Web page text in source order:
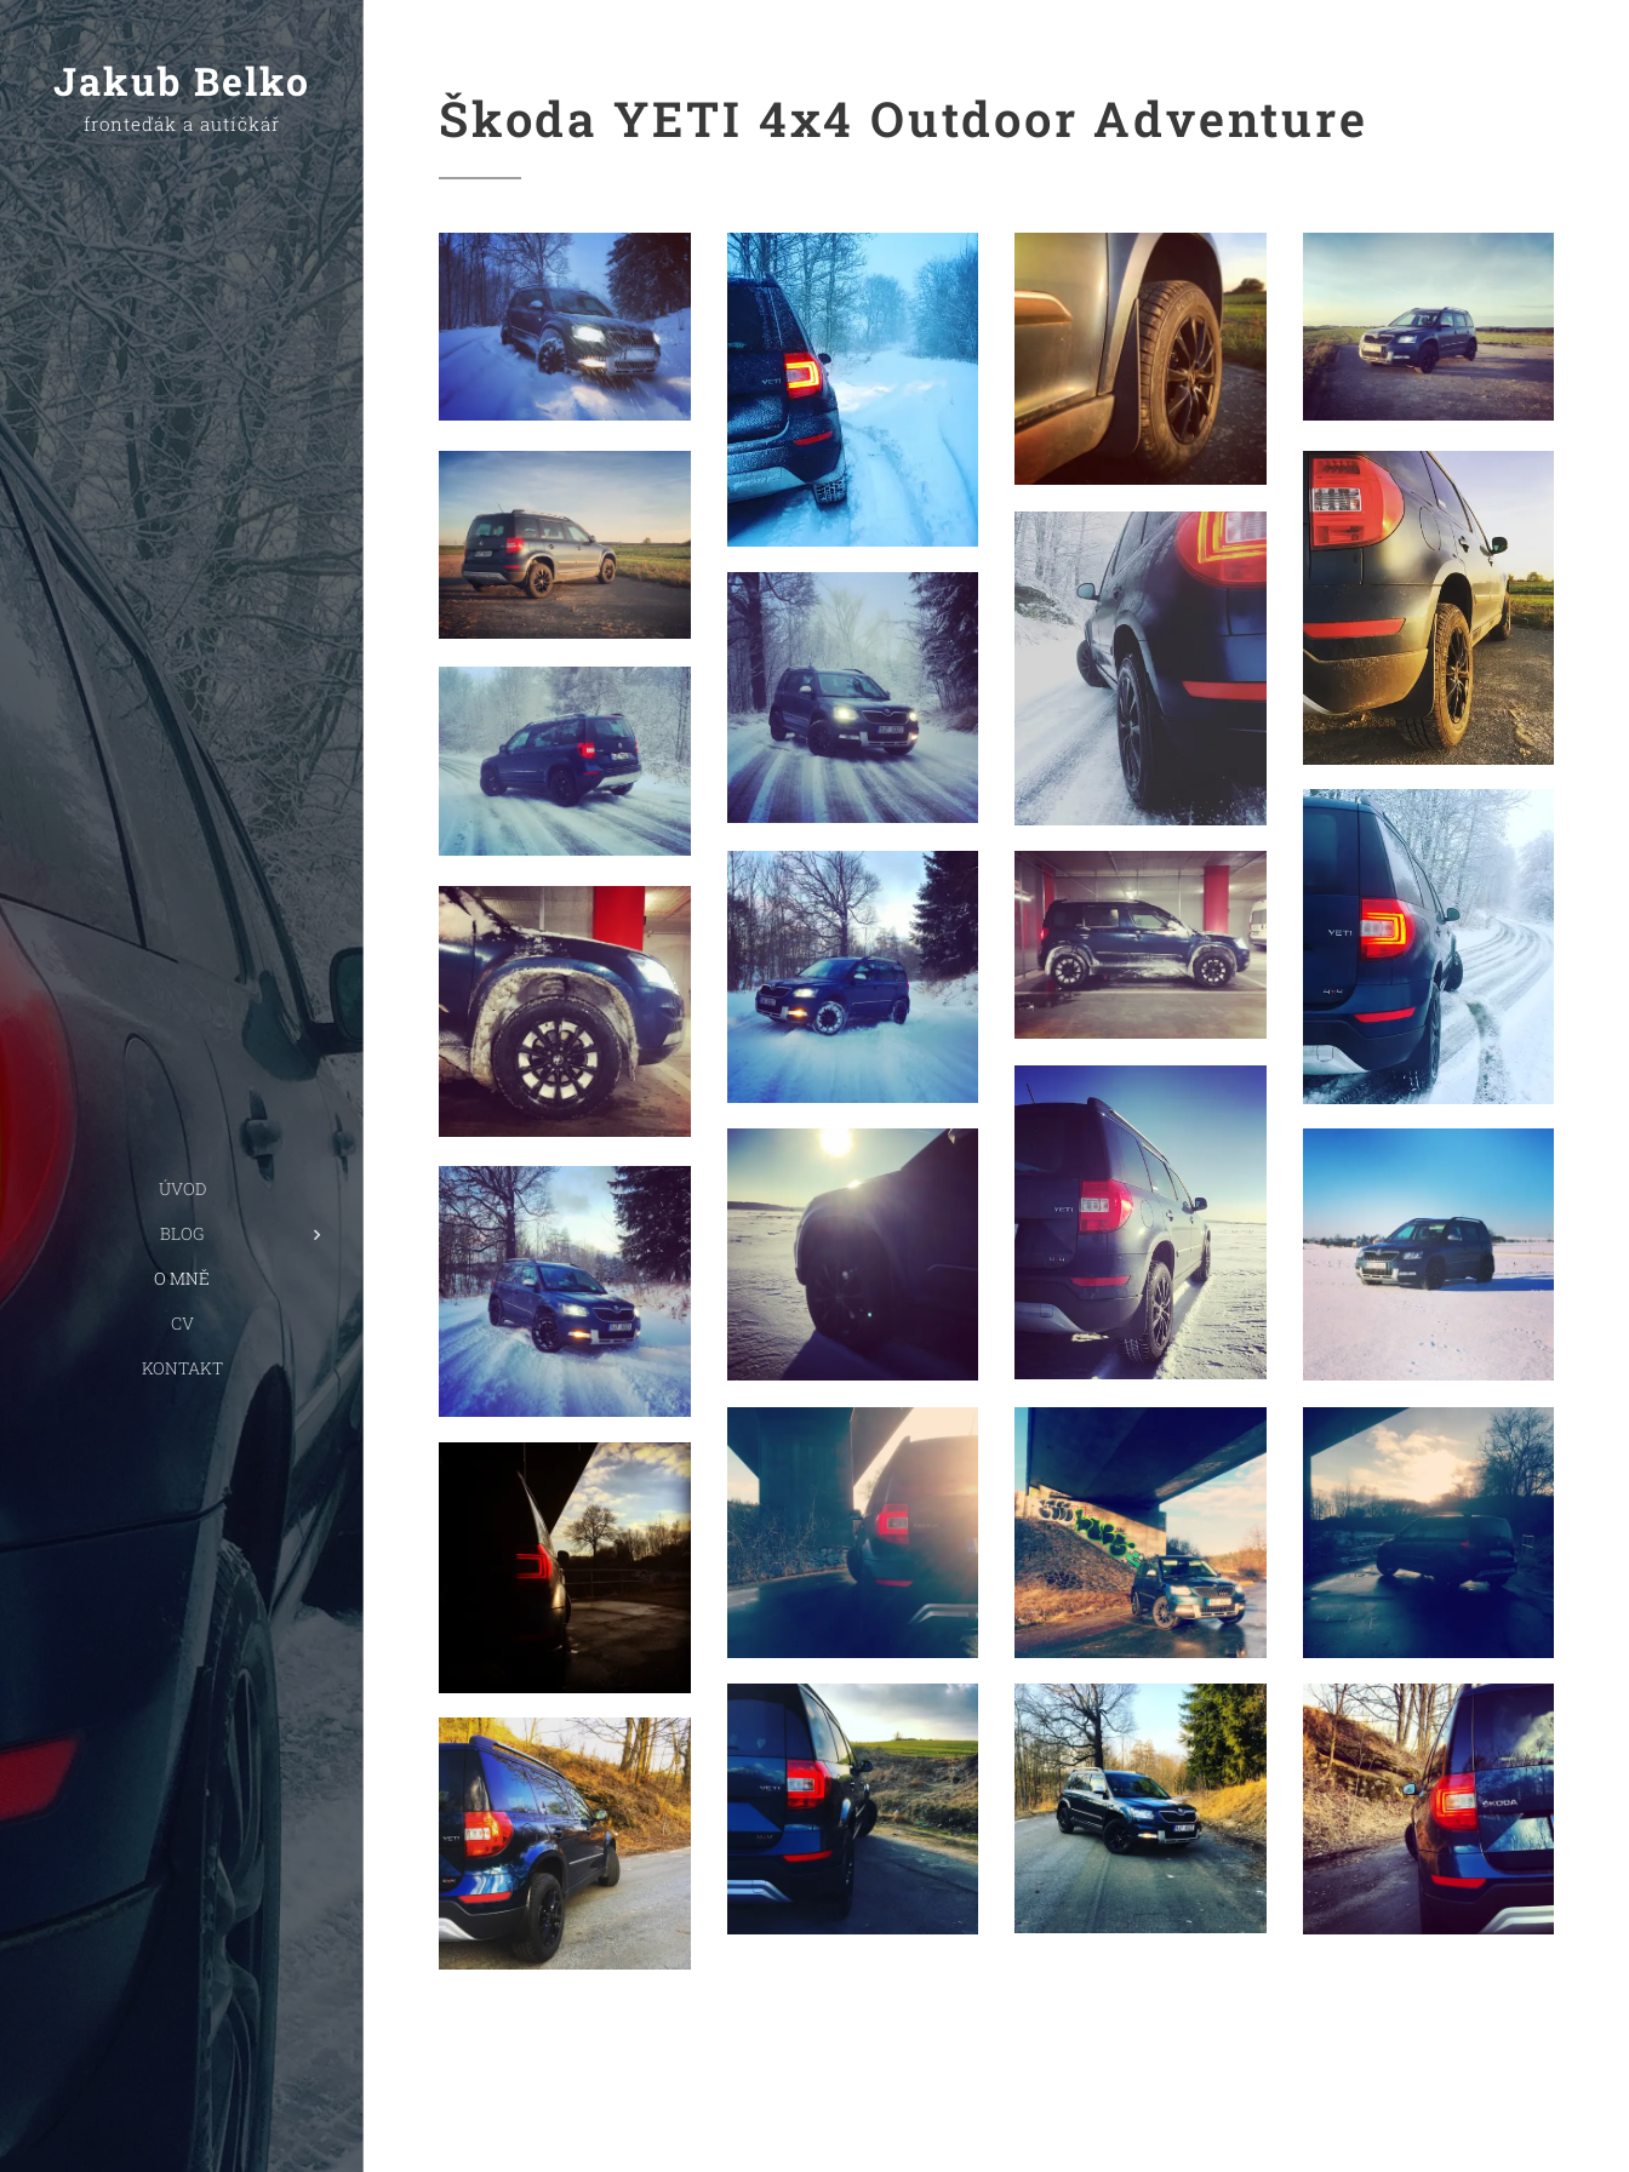
Jakub Belko
fronteďák a autíčkář
ÚVOD
BLOG
O MNĚ
CV
KONTAKT
Škoda YETI 4x4 Outdoor Adventure